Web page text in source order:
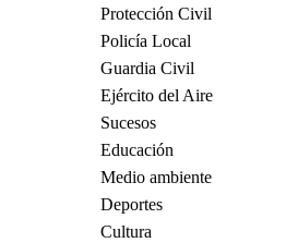
Protección Civil
Policía Local
Guardia Civil
Ejército del Aire
Sucesos
Educación
Medio ambiente
Deportes
Cultura